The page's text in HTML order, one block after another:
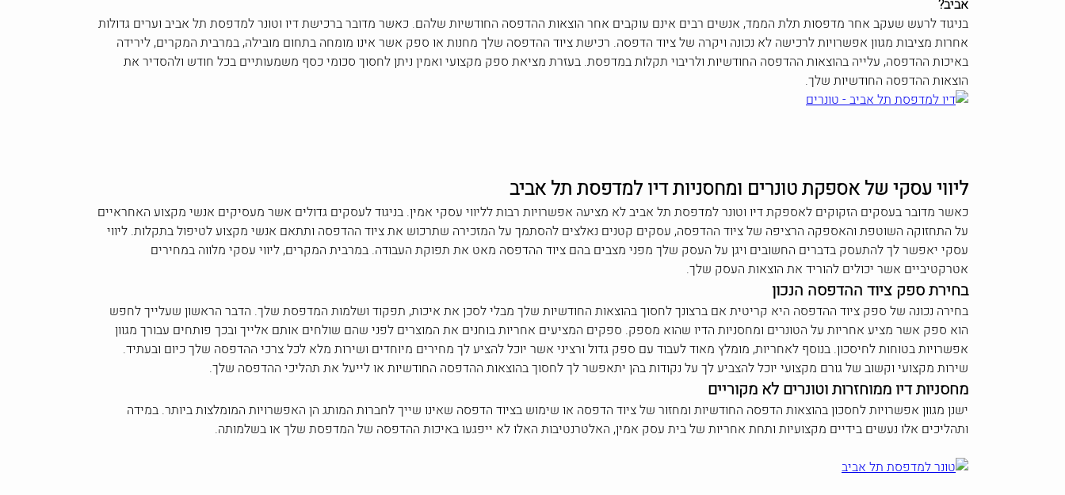
אביב?
בניגוד לרעש שעקב אחר מדפסות תלת הממד, אנשים רבים אינם עוקבים אחר הוצאות ההדפסה החודשיות שלהם. כאשר מדובר ברכישת דיו וטונר למדפסת תל אביב וערים גדולות
אחרות מציבות מגוון אפשרויות לרכישה לא נכונה ויקרה של ציוד הדפסה. רכישת ציוד ההדפסה שלך מחנות או ספק אשר אינו מומחה בתחום מובילה, במרבית המקרים, לירידה
באיכות ההדפסה, עלייה בהוצאות ההדפסה החודשיות ולריבוי תקלות במדפסת. בעזרת מציאת ספק מקצועי ואמין ניתן לחסוך סכומי כסף משמעותיים בכל חודש ולהסדיר את
הוצאות ההדפסה החודשיות שלך.
ליווי עסקי של אספקת טונרים ומחסניות דיו למדפסת תל אביב
כאשר מדובר בעסקים הזקוקים לאספקת דיו וטונר למדפסת תל אביב לא מציעה אפשרויות רבות לליווי עסקי אמין. בניגוד לעסקים גדולים אשר מעסיקים אנשי מקצוע האחראיים
על התחזוקה השוטפת והאספקה הרציפה של ציוד ההדפסה, עסקים קטנים נאלצים להסתמך על המזכירה שתרכוש את ציוד ההדפסה ותתאם אנשי מקצוע לטיפול בתקלות. ליווי
עסקי יאפשר לך להתעסק בדברים החשובים ויגן על העסק שלך מפני מצבים בהם ציוד ההדפסה מאט את תפוקת העבודה. במרבית המקרים, ליווי עסקי מלווה במחירים
אטרקטיביים אשר יכולים להוריד את הוצאות העסק שלך.
בחירת ספק ציוד ההדפסה הנכון
בחירה נכונה של ספק ציוד ההדפסה היא קריטית אם ברצונך לחסוך בהוצאות החודשיות שלך מבלי לסכן את איכות, תפקוד ושלמות המדפסת שלך. הדבר הראשון שעלייך לחפש
הוא ספק אשר מציע אחריות על הטונרים ומחסניות הדיו שהוא מספק. ספקים המציעים אחריות בוחנים את המוצרים לפני שהם שולחים אותם אלייך ובכך פותחים עבורך מגוון
אפשרויות בטוחות לחיסכון. בנוסף לאחריות, מומלץ מאוד לעבוד עם ספק גדול ורציני אשר יוכל להציע לך מחירים מיוחדים ושירות מלא לכל צרכי ההדפסה שלך כיום ובעתיד.
שירות מקצועי וקשוב של גורם מקצועי יוכל להצביע לך על נקודות בהן יתאפשר לך לחסוך בהוצאות ההדפסה החודשיות או לייעל את תהליכי ההדפסה שלך.
מחסניות דיו ממוחזרות וטונרים לא מקוריים
ישנן מגוון אפשרויות לחסכון בהוצאות הדפסה החודשיות ומחזור של ציוד הדפסה או שימוש בציוד הדפסה שאינו שייך לחברות המותג הן האפשרויות המומלצות ביותר. במידה
ותהליכים אלו נעשים בידיים מקצועיות ותחת אחריות של בית עסק אמין, האלטרנטיבות האלו לא ייפגעו באיכות ההדפסה של המדפסת שלך או בשלמותה.